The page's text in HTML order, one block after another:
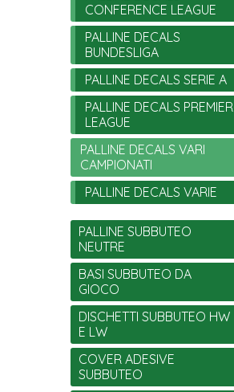
CONFERENCE LEAGUE
PALLINE DECALS
BUNDESLIGA
PALLINE DECALS SERIE A
PALLINE DECALS PREMIER
LEAGUE
PALLINE DECALS VARI
CAMPIONATI
PALLINE DECALS VARIE
PALLINE SUBBUTEO
NEUTRE
BASI SUBBUTEO DA
GIOCO
DISCHETTI SUBBUTEO HW
E LW
COVER ADESIVE
SUBBUTEO